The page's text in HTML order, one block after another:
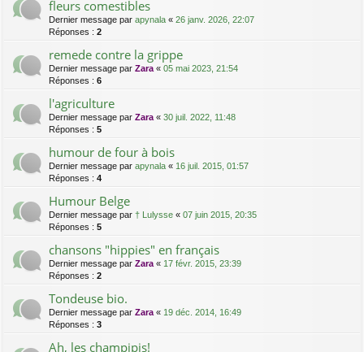
fleurs comestibles
Dernier message par apynala « 26 janv. 2026, 22:07
Réponses : 2
remede contre la grippe
Dernier message par Zara « 05 mai 2023, 21:54
Réponses : 6
l'agriculture
Dernier message par Zara « 30 juil. 2022, 11:48
Réponses : 5
humour de four à bois
Dernier message par apynala « 16 juil. 2015, 01:57
Réponses : 4
Humour Belge
Dernier message par † Lulysse « 07 juin 2015, 20:35
Réponses : 5
chansons "hippies" en français
Dernier message par Zara « 17 févr. 2015, 23:39
Réponses : 2
Tondeuse bio.
Dernier message par Zara « 19 déc. 2014, 16:49
Réponses : 3
Ah, les champipis!